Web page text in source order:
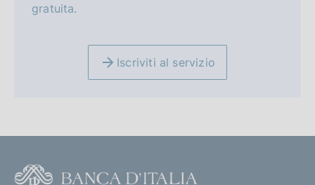
gratuita.
Iscriviti al servizio